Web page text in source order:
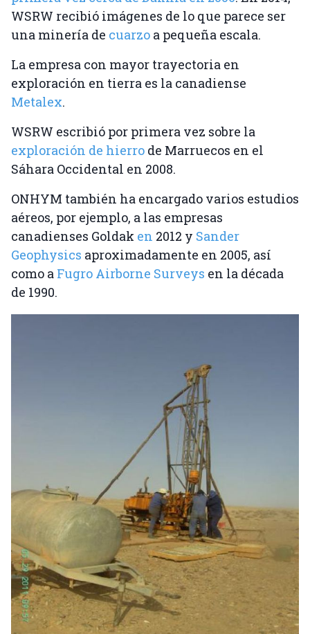
WSRW recibió imágenes de lo que parece ser
una minería de cuarzo a pequeña escala.
La empresa con mayor trayectoria en
exploración en tierra es la canadiense
Metalex.
WSRW escribió por primera vez sobre la
exploración de hierro de Marruecos en el
Sáhara Occidental en 2008.
ONHYM también ha encargado varios estudios
aéreos, por ejemplo, a las empresas
canadienses Goldak en 2012 y Sander
Geophysics aproximadamente en 2005, así
como a Fugro Airborne Surveys en la década
de 1990.